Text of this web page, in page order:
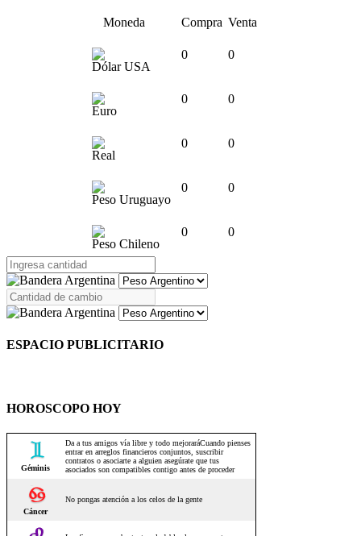
Moneda Compra Venta
Dólar USA
0 0
Euro
0 0
Real
0 0
Peso Uruguayo
0 0
Peso Chileno
0 0
ESPACIO PUBLICITARIO
HOROSCOPO HOY